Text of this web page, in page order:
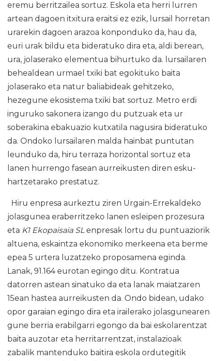
eremu berritzailea sortuz. Eskola eta herri lurren
artean dagoen itxitura eraitsi ez ezik, lursail horretan
urarekin dagoen arazoa konponduko da, hau da,
euri urak bildu eta bideratuko dira eta, aldi berean,
ura, jolaserako elementua bihurtuko da. lursailaren
behealdean urmael txiki bat egokituko baita
jolaserako eta natur baliabideak gehitzeko,
hezegune ekosistema txiki bat sortuz. Metro erdi
inguruko sakonera izango du putzuak eta ur
soberakina ebakuazio kutxatila nagusira bideratuko
da. Ondoko lursailaren malda hainbat puntutan
leunduko da, hiru terraza horizontal sortuz eta
lanen hurrengo fasean aurreikusten diren esku-
hartzetarako prestatuz.
Hiru enpresa aurkeztu ziren Urgain-Errekaldeko
jolasgunea eraberritzeko lanen esleipen prozesura
eta K1 Ekopaisaia SLenpresak lortu du puntuaziorik
altuena, eskaintza ekonomiko merkeena eta berme
epea 5 urtera luzatzeko proposamena eginda.
Lanak, 91.164 eurotan egingo ditu. Kontratua
datorren astean sinatuko da eta lanak maiatzaren
15ean hastea aurreikusten da. Ondo bidean, udako
opor garaian egingo dira eta irailerako jolasgunearen
gune berria erabilgarri egongo da bai eskolarentzat
baita auzotar eta herritarrentzat, instalazioak
zabalik mantenduko baitira eskola ordutegitik